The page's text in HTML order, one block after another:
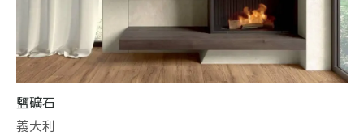
鹽礦石
義大利